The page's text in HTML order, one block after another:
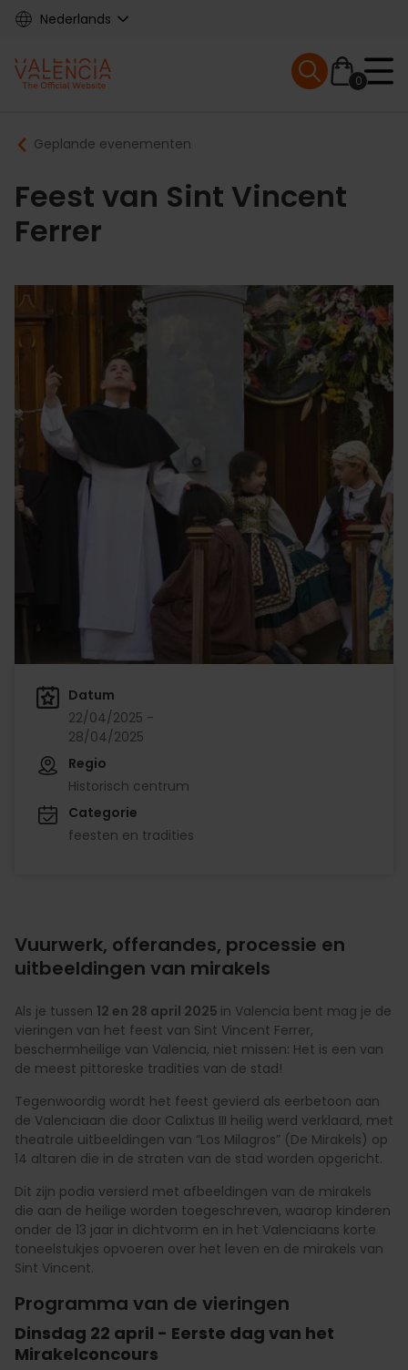
Skip
content
Nederlands
Main
navigation
0
Mobile menu
Breadcrumb
Geplande evenementen
Feest van Sint Vincent
Ferrer
Datum
22/04/2025 -
28/04/2025
Regio
Historisch centrum
Categorie
feesten en tradities
Vuurwerk, offerandes, processie en
uitbeeldingen van mirakels
Als je tussen 12 en 28 april 2025 in Valencia bent mag je de
vieringen van het feest van Sint Vincent Ferrer,
beschermheilige van Valencia, niet missen: Het is een van
de meest pittoreske tradities van de stad!
Tegenwoordig wordt het feest gevierd als eerbetoon aan
de Valenciaan die door Calixtus III heilig werd verklaard, met
theatrale uitbeeldingen van “Los Milagros” (De Mirakels) op
14 altaren die in de straten van de stad worden opgericht.
Dit zijn podia versierd met afbeeldingen van de mirakels
die aan de heilige worden toegeschreven, waarop kinderen
onder de 13 jaar in dichtvorm en in het Valenciaans korte
toneelstukjes opvoeren over het leven en de mirakels van
Sint Vincent.
Programma van de vieringen
Dinsdag 22 april - Eerste dag van het
Mirakelconcours